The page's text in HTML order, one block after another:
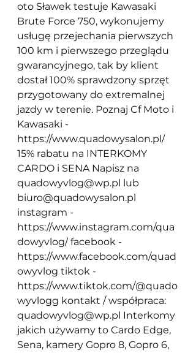
oto Sławek testuje Kawasaki
Brute Force 750, wykonujemy
usługę przejechania pierwszych
100 km i pierwszego przeglądu
gwarancyjnego, tak by klient
dostał 100% sprawdzony sprzęt
przygotowany do extremalnej
jazdy w terenie. Poznaj Cf Moto i
Kawasaki -
https://www.quadowysalon.pl/
15% rabatu na INTERKOMY
CARDO i SENA Napisz na
quadowyvlog@wp.pl
lub
biuro@quadowysalon.pl
instagram -
https://www.instagram.com/qua
dowyvlog/ facebook -
https://www.facebook.com/quad
owyvlog tiktok -
https://www.tiktok.com/@quado
wyvlogg kontakt / współpraca:
quadowyvlog@wp.pl Interkomy
jakich używamy to Cardo Edge,
Sena, kamery Gopro 8, Gopro 6,